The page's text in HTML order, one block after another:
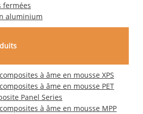
fermées
aluminium
à âme en mousse XPS
à âme en mousse PET
Panel Series
à âme en mousse MPP